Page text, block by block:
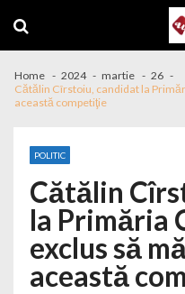
Home 2024 martie
26
Cătălin Cîrstoiu, candidat la
această competiţie
POLITIC
Cătălin
la Primăria
exclus să
această